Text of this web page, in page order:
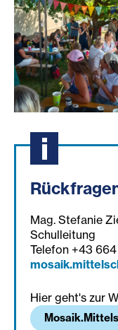
Mag. Stefanie
Schulleitung
Telefon +43
Hier geht's zur